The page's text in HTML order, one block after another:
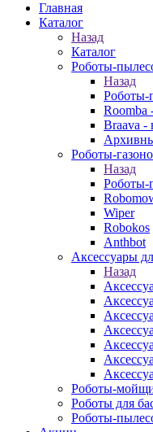
Главная
Каталог
Назад
Каталог
Роботы-
Назад
Роботы-
Roomba
Braava -
Роботы-
Назад
Роботы-
Wiper
Robokos
Anthbot
Аксессуары
Назад
Роботы-
Роботы для
Роботы-